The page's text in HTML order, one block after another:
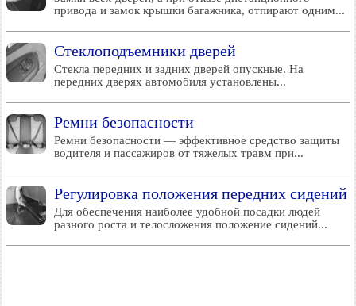
привода и замок крышки багажника, отпирают одним...
Стеклоподъемники дверей
Стекла передних и задних дверей опускные. На
передних дверях автомобиля установлены...
Ремни безопасности
Ремни безопасности — эффективное средство защиты
водителя и пассажиров от тяжелых травм при...
Регулировка положения передних сидений
Для обеспечения наиболее удобной посадки людей
разного роста и телосложения положение сидений...